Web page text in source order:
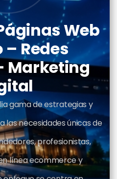
Web
Redes
Marketing
gama de estrategias y
las necesidades únicas de
profesionistas,
línea ecommerce y